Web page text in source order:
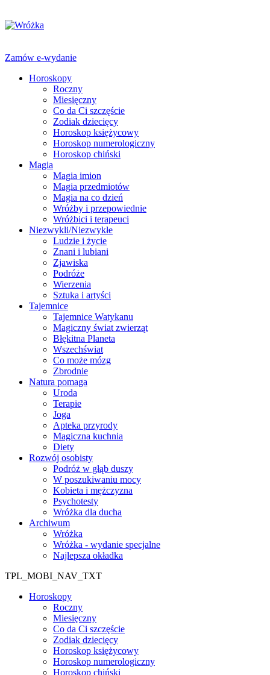
Zamów e-wydanie
Horoskopy
Roczny
Miesięczny
Co da Ci szczęście
Zodiak dziecięcy
Horoskop księżycowy
Horoskop numerologiczny
Horoskop chiński
Magia
Magia imion
Magia przedmiotów
Magia na co dzień
Wróżby i przepowiednie
Wróżbici i terapeuci
Niezwykli/Niezwykłe
Ludzie i życie
Znani i lubiani
Zjawiska
Podróże
Wierzenia
Sztuka i artyści
Tajemnice
Tajemnice Watykanu
Magiczny świat zwierząt
Błękitna Planeta
Wszechświat
Co może mózg
Zbrodnie
Natura pomaga
Uroda
Terapie
Joga
Apteka przyrody
Magiczna kuchnia
Diety
Rozwój osobisty
Podróż w głąb duszy
W poszukiwaniu mocy
Kobieta i mężczyzna
Psychotesty
Wróżka dla ducha
Archiwum
Wróżka
Wróżka - wydanie specjalne
Najlepsza okładka
TPL_MOBI_NAV_TXT
Horoskopy
Roczny
Miesięczny
Co da Ci szczęście
Zodiak dziecięcy
Horoskop księżycowy
Horoskop numerologiczny
Horoskop chiński